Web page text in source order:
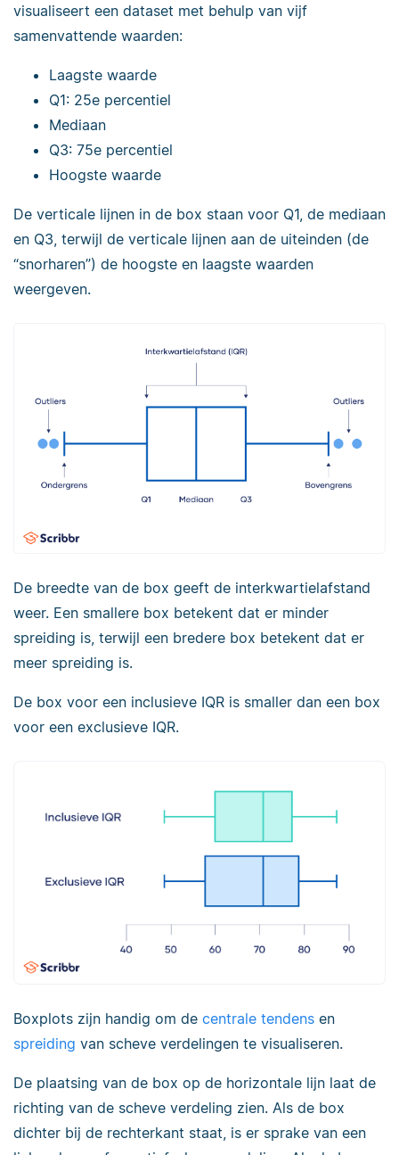
visualiseert een dataset met behulp van vijf
samenvattende waarden:
Laagste waarde
Q1: 25e percentiel
Mediaan
Q3: 75e percentiel
Hoogste waarde
De verticale lijnen in de box staan voor Q1, de mediaan
en Q3, terwijl de verticale lijnen aan de uiteinden (de
“snorharen”) de hoogste en laagste waarden
weergeven.
De breedte van de box geeft de interkwartielafstand
weer. Een smallere box betekent dat er minder
spreiding is, terwijl een bredere box betekent dat er
meer spreiding is.
De box voor een inclusieve IQR is smaller dan een box
voor een exclusieve IQR.
Boxplots zijn handig om de centrale tendens en
spreiding van scheve verdelingen te visualiseren.
De plaatsing van de box op de horizontale lijn laat de
richting van de scheve verdeling zien. Als de box
dichter bij de rechterkant staat, is er sprake van een